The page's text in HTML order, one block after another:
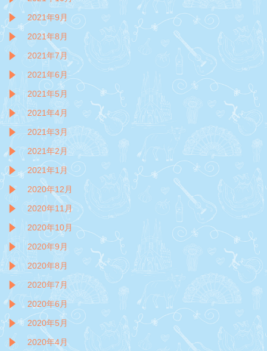
2021年9月
2021年8月
2021年7月
2021年6月
2021年5月
2021年4月
2021年3月
2021年2月
2021年1月
2020年12月
2020年11月
2020年10月
2020年9月
2020年8月
2020年7月
2020年6月
2020年5月
2020年4月